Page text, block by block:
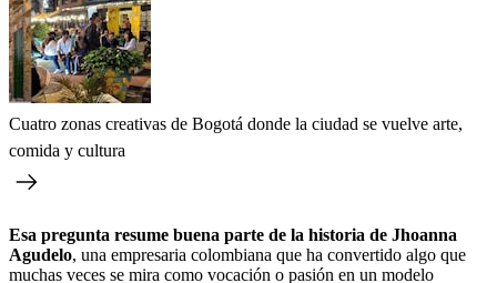
Cuatro zonas creativas de Bogotá donde la ciudad se vuelve arte,
comida y cultura
Esa pregunta resume buena parte de la historia de Jhoanna
Agudelo, una empresaria colombiana que ha convertido algo que
muchas veces se mira como vocación o pasión en un modelo